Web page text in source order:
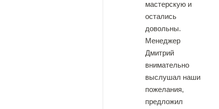
мастерскую и
остались
довольны.
Менеджер
Дмитрий
внимательно
выслушал наши
пожелания,
предложил